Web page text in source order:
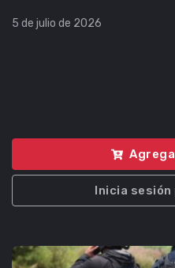
5 de julio de 2026
Inicia